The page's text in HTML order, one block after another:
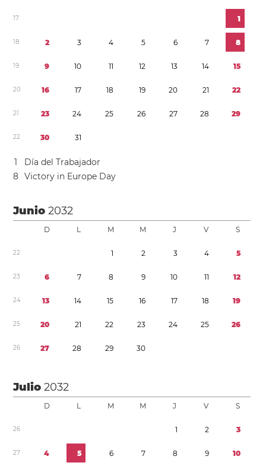
17 1
18 2 3 4 5 6 7 8
19 9 10 11 12 13 14 15
20 16 17 18 19 20 21 22
21 23 24 25 26 27 28 29
22 30 31
1
Día del Trabajador
8 Victory in Europe Day
Junio2032
D L M M J V S
22 1 2 3 4 5
23 6 7 8 9 10 11 12
24 13 14 15 16 17 18 19
25 20 21 22 23 24 25 26
26 27 28 29 30
Julio2032
D L M M J V S
26 1 2 3
27 4 5 6 7 8 9 10